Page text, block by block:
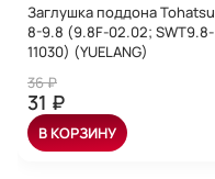
Заглушка поддона Tohatsu
8-9.8 (9.8F-02.02; SWT9.8-
11030) (YUELANG)
36 ₽
31 ₽
В КОРЗИНУ